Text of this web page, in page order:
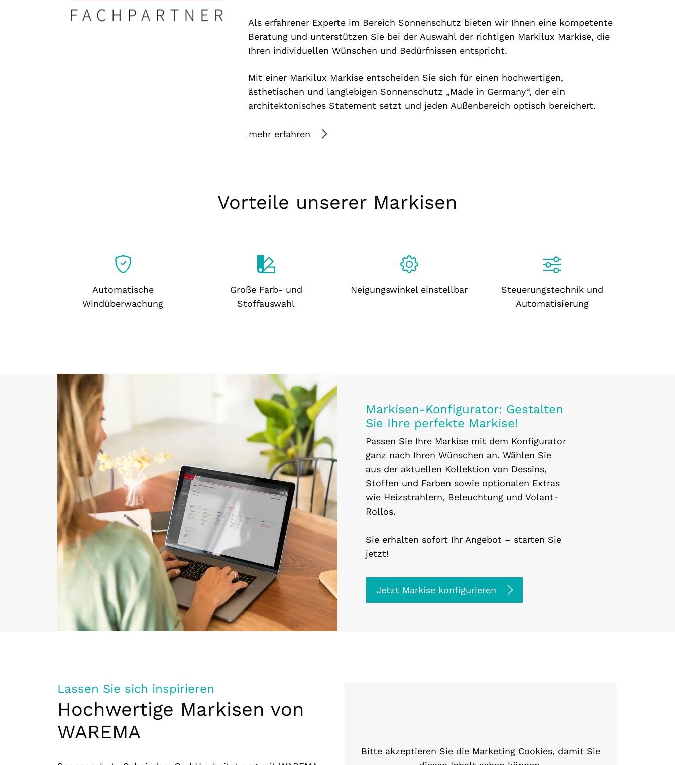
Als erfahrener Experte im Bereich Sonnenschutz bieten wir Ihnen eine kompetente
Beratung und unterstützen Sie bei der Auswahl der richtigen Markilux Markise, die
Ihren individuellen Wünschen und Bedürfnissen entspricht.
Mit einer Markilux Markise entscheiden Sie sich für einen hochwertigen,
ästhetischen und langlebigen Sonnenschutz „Made in Germany“, der ein
architektonisches Statement setzt und jeden Außenbereich optisch bereichert.
mehr erfahren
Vorteile unserer Markisen
Automatische
Windüberwachung
Große Farb- und
Stoffauswahl
Neigungswinkel einstellbar
Steuerungstechnik und
Automatisierung
Markisen-Konfigurator: Gestalten
Sie Ihre perfekte Markise!
Passen Sie Ihre Markise mit dem Konfigurator
ganz nach Ihren Wünschen an. Wählen Sie
aus der aktuellen Kollektion von Dessins,
Stoffen und Farben sowie optionalen Extras
wie Heizstrahlern, Beleuchtung und Volant-
Rollos.
Sie erhalten sofort Ihr Angebot – starten Sie
jetzt!
Jetzt Markise konfigurieren
Bitte akzeptieren Sie die Marketing Cookies, damit Sie
Lassen Sie sich inspirieren
Hochwertige Markisen von
WAREMA